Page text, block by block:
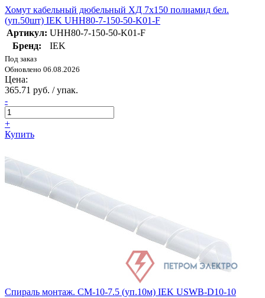
Хомут кабельный дюбельный ХД 7х150 полиамид бел.
(уп.50шт) IEK UHH80-7-150-50-K01-F
Артикул: UHH80-7-150-50-K01-F
Бренд:
IEK
Под заказ
Обновлено 06.08.2026
Цена:
365.71 руб. / упак.
-
+
Купить
Спираль монтаж. СМ-10-7.5 (уп.10м) IEK USWB-D10-10